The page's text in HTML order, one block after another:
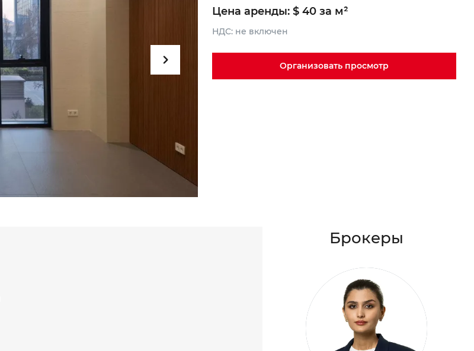
Цена аренды: $ 40 за м²
НДС: не включен
Организовать просмотр
Брокеры